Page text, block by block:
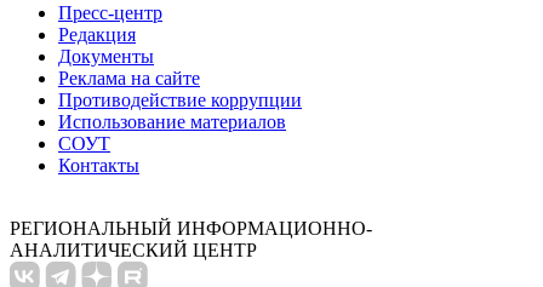
Пресс-центр
Редакция
Документы
Реклама на сайте
Противодействие коррупции
Использование материалов
СОУТ
Контакты
РЕГИОНАЛЬНЫЙ ИНФОРМАЦИОННО-
АНАЛИТИЧЕСКИЙ ЦЕНТР